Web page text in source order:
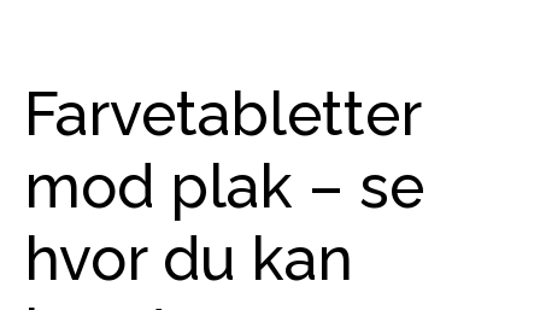
Farvetabletter
mod plak – se
hvor du kan